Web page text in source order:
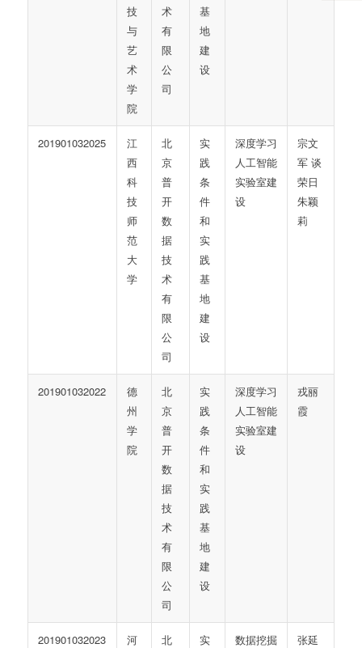
技
与
艺
术
学
院
术
有
限
公
司
基
地
建
设
201901032025
江
西
科
技
师
范
大
学
北
京
普
开
数
据
技
术
有
限
公
司
实
践
条
件
和
实
践
基
地
建
设
深度学习
人工智能
实验室建
设
宗文
军 谈
荣日
朱颖
莉
201901032022
德
州
学
院
北
京
普
开
数
据
技
术
有
限
公
司
实
践
条
件
和
实
践
基
地
建
设
深度学习
人工智能
实验室建
设
戎丽
霞
201901032023
河
北
实
数据挖掘
张延